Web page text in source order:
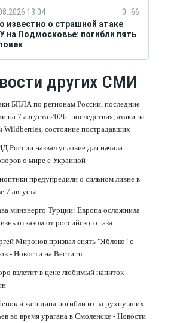
13:04 0
66
известно о страшной атаке
на Подмосковье: погибли пять
других СМИ
БПЛА по регионам России, последние
на 7 августа 2026: последствия, атаки на
Wildberries, состояние пострадавших
России назвал условие для начала
о мире с Украиной
предупредили о сильном ливне в
7 августа
минэнерго Турции: Европа осложнила
отказом от российского газа
Миронов призвал снять "Яблоко" с
- Новости на Вести.ru
взлетит в цене любимый напиток
и женщина погибли из-за рухнувших
во время урагана в Смоленске - Новости